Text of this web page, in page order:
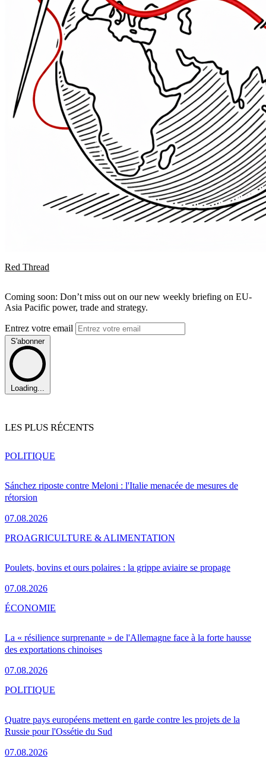
Red Thread
Coming soon: Don’t miss out on our new weekly briefing on EU-
Asia Pacific power, trade and strategy.
Entrez votre email
S'abonner
Loading...
LES PLUS RÉCENTS
Sánchez riposte contre Meloni : l'Italie menacée de mesures de
rétorsion
07.08.2026
POLITIQUE
Poulets, bovins et ours polaires : la grippe aviaire se propage
07.08.2026
PROAGRICULTURE & ALIMENTATION
La « résilience surprenante » de l'Allemagne face à la forte hausse
des exportations chinoises
07.08.2026
ÉCONOMIE
Quatre pays européens mettent en garde contre les projets de la
Russie pour l'Ossétie du Sud
07.08.2026
POLITIQUE